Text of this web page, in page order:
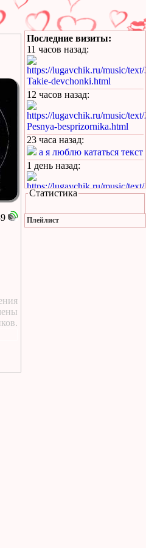
Последние визиты:
11 часов назад:
https://lugavchik.ru/music/
Takie-devchonki.html
12 часов назад:
https://lugavchik.ru/music/
Pesnya-besprizornika.html
23 часа назад:
а я люблю кататься текст
1 день назад:
https://lugavchik.ru/music/
Hod-konem.html
Статистика
Плейлист